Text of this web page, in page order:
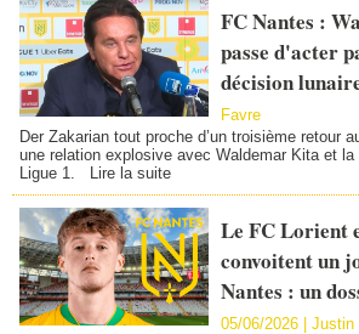
FC Nantes :
passe d'acter
décision
Favre
Der Zakarian tout proche d’un troisième retour
une relation explosive avec Waldemar Kita et
Ligue 1.
Lire la suite
Le FC Lorient
convoitent un
Nantes : un
05/06/2026 |Justin